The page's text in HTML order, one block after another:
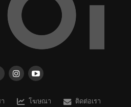
โฆษณา
ติดต่อเรา